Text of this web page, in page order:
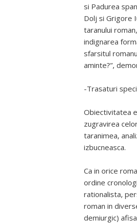
si Padurea
Dolj si Grigore
taranului
indignarea
sfarsitul
aminte?”,
-Trasaturi
Obiectivitatea
zugravirea
taranimea,
izbucneasca.
Ca in orice
ordine
rationalista,
roman in
demiurgic)